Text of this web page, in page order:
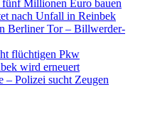
fünf Millionen Euro bauen
nach Unfall in Reinbek
Berliner Tor – Billwerder-
flüchtigen Pkw
wird erneuert
– Polizei sucht Zeugen